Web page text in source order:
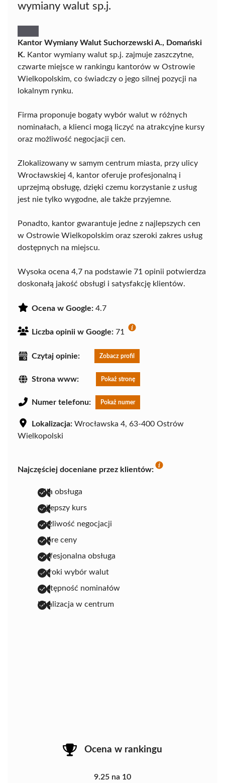
wymiany walut sp.j.
Kantor Wymiany Walut Suchorzewski A., Domański
K. Kantor wymiany walut sp.j. zajmuje zaszczytne,
czwarte miejsce w rankingu kantorów w Ostrowie
Wielkopolskim, co świadczy o jego silnej pozycji na
lokalnym rynku.
Firma proponuje bogaty wybór walut w różnych
nominałach, a klienci mogą liczyć na atrakcyjne kursy
oraz możliwość negocjacji cen.
Zlokalizowany w samym centrum miasta, przy ulicy
Wrocławskiej 4, kantor oferuje profesjonalną i
uprzejmą obsługę, dzięki czemu korzystanie z usług
jest nie tylko wygodne, ale także przyjemne.
Ponadto, kantor gwarantuje jedne z najlepszych cen
w Ostrowie Wielkopolskim oraz szeroki zakres usług
dostępnych na miejscu.
Wysoka ocena 4,7 na podstawie 71 opinii potwierdza
doskonałą jakość obsługi i satysfakcję klientów.
Ocena w Google: 4.7
Liczba opinii w Google: 71
Czytaj opinie: Zobacz profil
Strona www: Pokaż stronę
Numer telefonu: Pokaż numer
Lokalizacja: Wrocławska 4, 63-400 Ostrów
Wielkopolski
Najczęściej doceniane przez klientów:
miła obsługa
najlepszy kurs
możliwość negocjacji
dobre ceny
profesjonalna obsługa
szeroki wybór walut
dostępność nominałów
lokalizacja w centrum
Ocena w rankingu
9.25 na 10